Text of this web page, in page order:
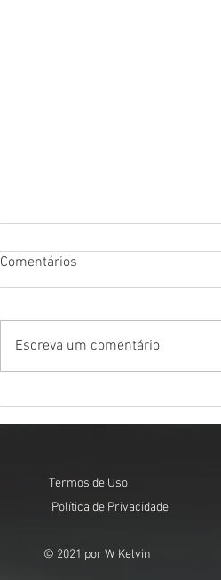
Comentários
Escreva um comentário
Termos de Uso
Política de Privacidade
© 2021 por W. Kelvin